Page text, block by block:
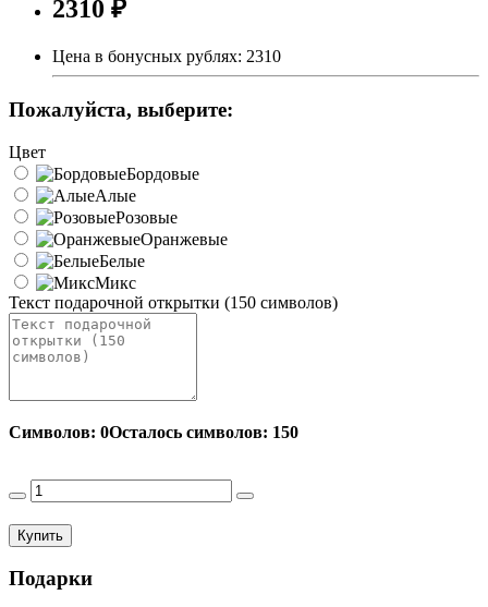
2310 ₽
Цена в бонусных рублях: 2310
Пожалуйста, выберите:
Цвет
Бордовые
Алые
Розовые
Оранжевые
Белые
Микс
Текст подарочной открытки (150 символов)
Символов: 0Осталось символов: 150
Купить
Подарки